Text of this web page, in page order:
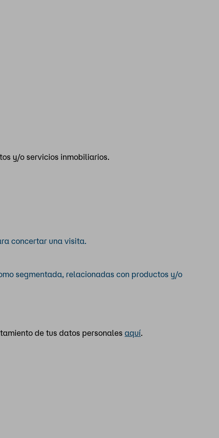
y/o servicios inmobiliarios.
concertar una visita.
segmentada, relacionadas con productos y/o
de tus datos personales aquí